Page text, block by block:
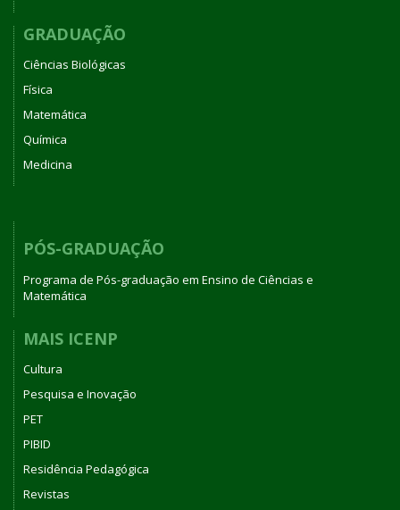
GRADUAÇÃO
Ciências Biológicas
Física
Matemática
Química
Medicina
PÓS-GRADUAÇÃO
Programa de Pós-graduação em Ensino de Ciências e
Matemática
MAIS ICENP
Cultura
Pesquisa e Inovação
PET
PIBID
Residência Pedagógica
Revistas